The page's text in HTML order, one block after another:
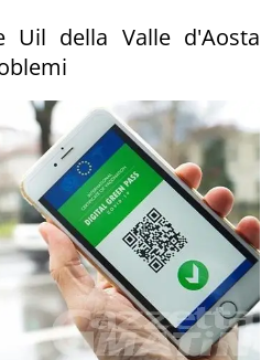
Uil della Valle d'Aosta